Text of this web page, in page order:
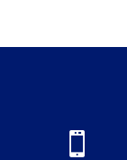
